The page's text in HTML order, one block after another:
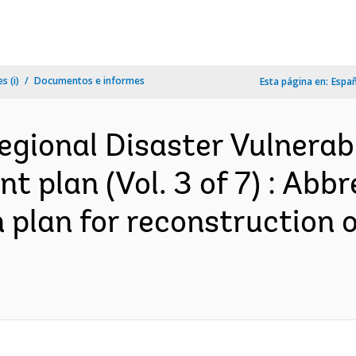
(i) Documentos e informes Esta página en:
Disaster
plan (Vol. 3 of 7) :
for reconstruction